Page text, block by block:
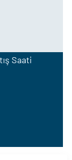
Saati